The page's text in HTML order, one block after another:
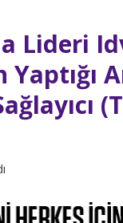
Lideri